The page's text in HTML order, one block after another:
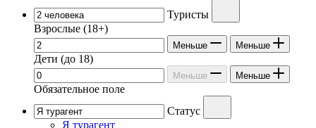
Туристы
Взрослые (18+)
Меньше Меньше
Дети (до 18)
Меньше Меньше
Обязательное поле
Статус
Я турагент